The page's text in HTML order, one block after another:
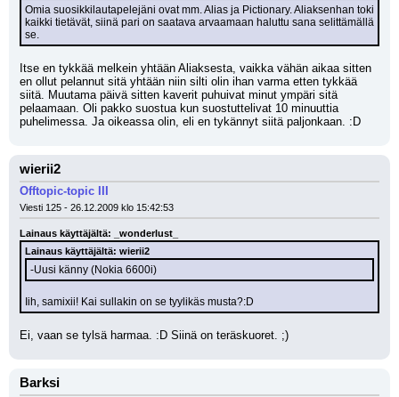
Omia suosikkilautapelejäni ovat mm. Alias ja Pictionary. Aliaksenhan toki
kaikki tietävät, siinä pari on saatava arvaamaan haluttu sana selittämällä
se.
Itse en tykkää melkein yhtään Aliaksesta, vaikka vähän aikaa sitten
en ollut pelannut sitä yhtään niin silti olin ihan varma etten tykkää
siitä. Muutama päivä sitten kaverit puhuivat minut ympäri sitä
pelaamaan. Oli pakko suostua kun suostuttelivat 10 minuuttia
puhelimessa. Ja oikeassa olin, eli en tykännyt siitä paljonkaan. :D
wierii2
Offtopic-topic III
Viesti 125 - 26.12.2009 klo 15:42:53
Lainaus käyttäjältä: _wonderlust_
Lainaus käyttäjältä: wierii2
-Uusi känny (Nokia 6600i)
Iih, samixii! Kai sullakin on se tyylikäs musta?:D
Ei, vaan se tylsä harmaa. :D Siinä on teräskuoret. ;)
Barksi